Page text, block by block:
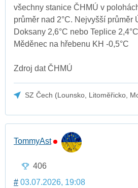
všechny stanice ČHMÚ v
průměr nad 2°C. Nejvyšší průměr
Doksany 2,6°C nebo Teplice
Měděnec na hřebenu KH -0,5°C
Zdroj dat ČHMÚ
SZ Čech (Lounsko, Litoměřicko,
TommyAst
406
# 03.07.2026, 19:08